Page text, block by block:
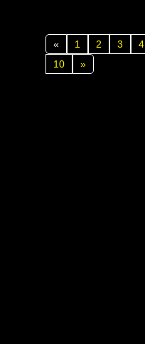
« 1 2 3 4
10
»